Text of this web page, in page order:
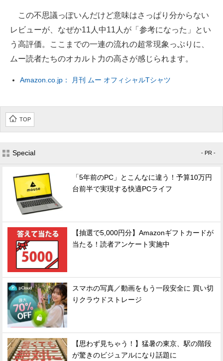
この不思議っぽいんだけど意味はさっぱり分からない
レビューが、なぜか11人中11人が「参考になった」とい
う高評価。ここまでの一連の流れの超常現象っぷりに、
ムー読者たちのオカルト力の高さが感じられます。
Amazon.co.jp： 月刊 ムー オフィシャルTシャツ
TOP
Special - PR -
「5年前のPC」とこんなに違う！予算10万円
台前半で実現する快適PCライフ
【抽選で5,000円分】Amazonギフトカードが
当たる！読者アンケート実施中
スマホの写真／動画をもう一段安全に 買い切
りクラウドストレージ
【思わず見ちゃう！】猛暑の東京、駅の階段
が驚きのビジュアルになり話題に